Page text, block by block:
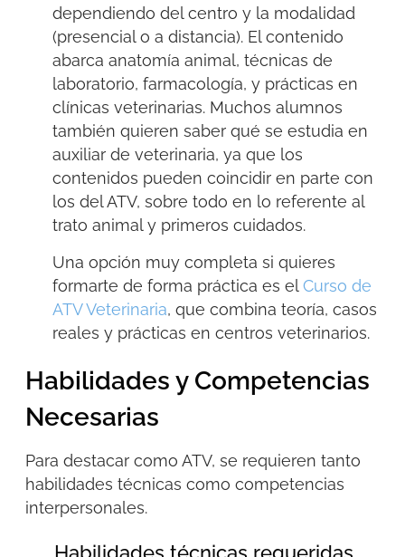
dependiendo del centro y la modalidad
(presencial o a distancia). El contenido
abarca anatomía animal, técnicas de
laboratorio, farmacología, y prácticas en
clínicas veterinarias. Muchos alumnos
también quieren saber qué se estudia en
auxiliar de veterinaria, ya que los
contenidos pueden coincidir en parte con
los del ATV, sobre todo en lo referente al
trato animal y primeros cuidados.
Una opción muy completa si quieres
formarte de forma práctica es elCurso de
ATV Veterinaria, que combina teoría, casos
reales y prácticas en centros veterinarios.
Habilidades y Competencias
Necesarias
Para destacar como ATV, se requieren tanto
habilidades técnicas como competencias
interpersonales.